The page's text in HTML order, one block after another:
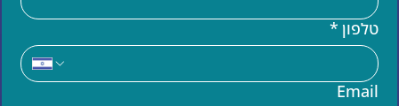
עוד באתר
טלפון *
Email